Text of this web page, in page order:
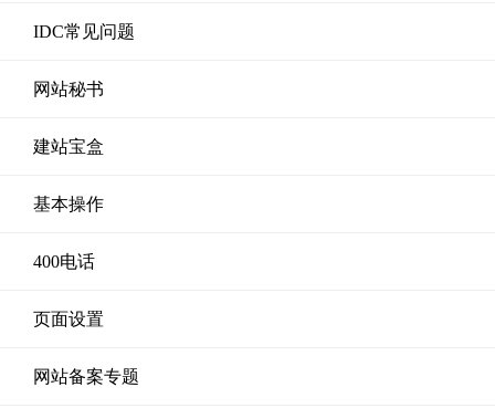
IDC常见问题
网站秘书
建站宝盒
基本操作
400电话
页面设置
网站备案专题